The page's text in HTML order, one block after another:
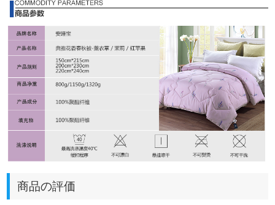
商品の評価